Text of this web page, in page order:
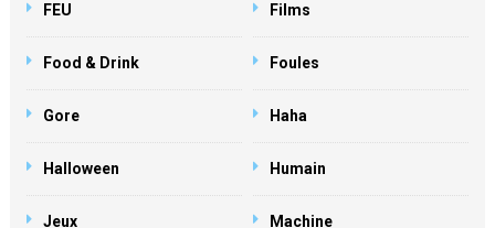
FEU Films
Food & Drink Foules
Gore Haha
Halloween Humain
Jeux Machine